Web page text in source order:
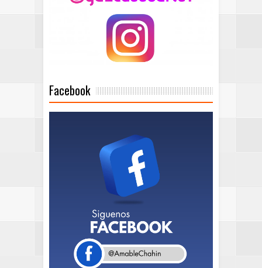
Facebook